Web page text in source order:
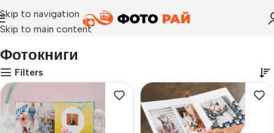
Skip to navigation
Skip to main content
Фотокниги
Filters